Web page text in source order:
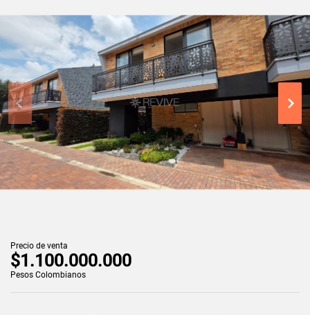
Precio de venta
$1.100.000.000
Pesos Colombianos